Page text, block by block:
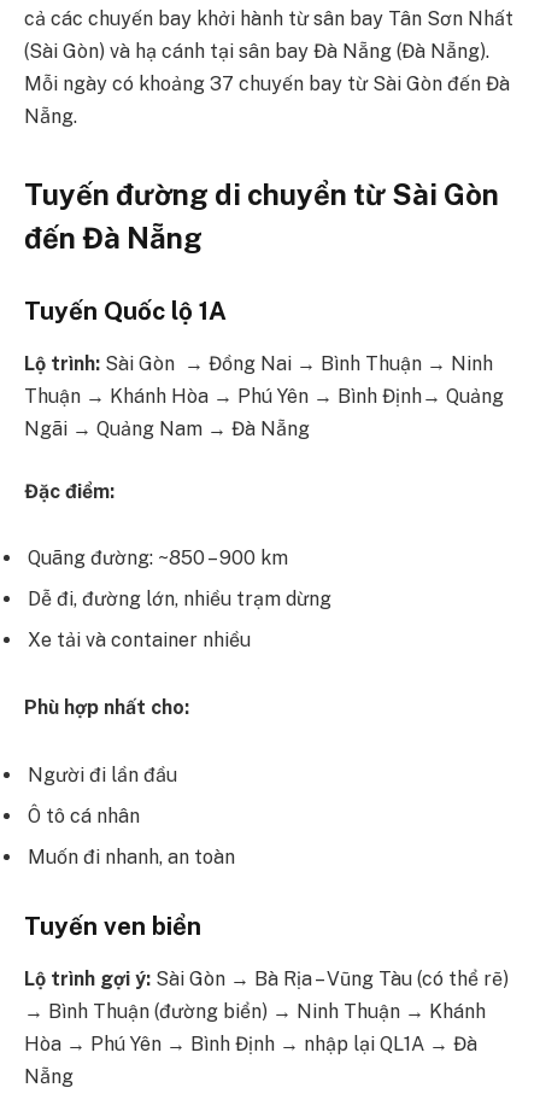
cả các chuyến bay khởi hành từ sân bay Tân Sơn Nhất
(Sài Gòn) và hạ cánh tại sân bay Đà Nẵng (Đà Nẵng).
Mỗi ngày có khoảng 37 chuyến bay từ Sài Gòn đến Đà
Nẵng.
Tuyến đường di chuyển từ Sài Gòn
đến Đà Nẵng
Tuyến Quốc lộ 1A
Lộ trình: Sài Gòn → Đồng Nai → Bình Thuận → Ninh
Thuận → Khánh Hòa → Phú Yên → Bình Định→ Quảng
Ngãi → Quảng Nam → Đà Nẵng
Đặc điểm:
Quãng đường: ~850 – 900 km
Dễ đi, đường lớn, nhiều trạm dừng
Xe tải và container nhiều
Phù hợp nhất cho:
Người đi lần đầu
Ô tô cá nhân
Muốn đi nhanh, an toàn
Tuyến ven biển
Lộ trình gợi ý: Sài Gòn → Bà Rịa – Vũng Tàu (có thể rẽ)
→ Bình Thuận (đường biển) → Ninh Thuận → Khánh
Hòa → Phú Yên → Bình Định → nhập lại QL1A → Đà
Nẵng